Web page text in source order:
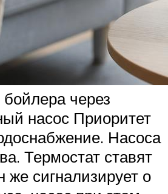
через
насос Приоритет
Насоса
Термостат ставят
же сигнализирует о